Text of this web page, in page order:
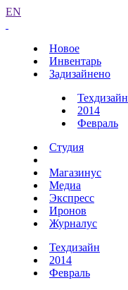
EN
Новое
Инвентарь
Задизайнено
Техдизайн
2014
Февраль
Студия
Магазинус
Медиа
Экспресс
Иронов
Журналус
Техдизайн
2014
Февраль